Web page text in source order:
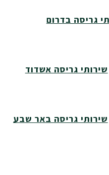
גריסה בדרום
שירותי גריסה אשדוד
שירותי גריסה באר שבע